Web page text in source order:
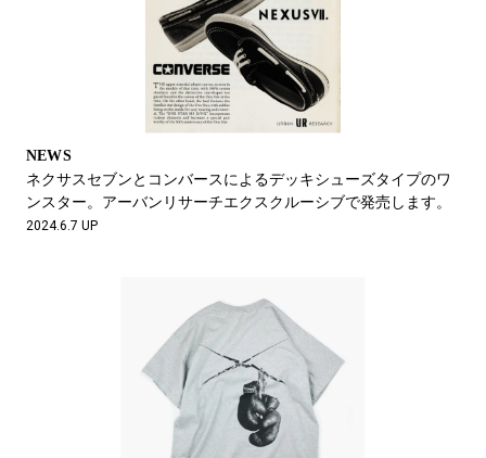
NEWS
ネクサスセブンとコンバースによるデッキシューズタイプのワ
ンスター。アーバンリサーチエクスクルーシブで発売します。
2024.6.7 UP